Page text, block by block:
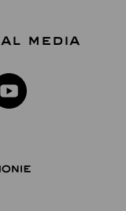
MEDIA